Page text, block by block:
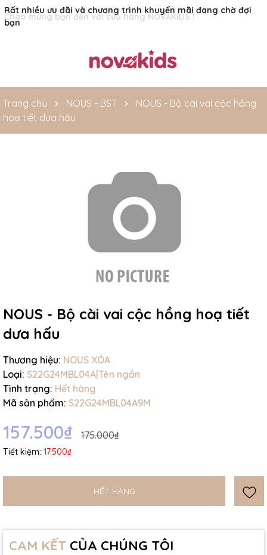
Rất nhiều ưu đãi và chương trình khuyến mãi đang chờ đợi
bạn
Trang chủ NOUS - BST
NOUS - Bộ cài vai cộc hồng
hoạ tiết dưa hấu
NOUS - Bộ cài vai cộc hồng hoạ tiết
dưa hấu
Thương hiệu: NOUS XÓA
Loại: S22G24MBL04A|Tên ngắn
Tình trạng: Hết hàng
Mã sản phẩm: S22G24MBL04A9M
157.500₫ 175.000₫
Tiết kiệm: 17.500₫
HẾT HÀNG
CAM KẾT CỦA CHÚNG TÔI
Mã giảm giá:
Ngày hết hạn:
Điều kiện: